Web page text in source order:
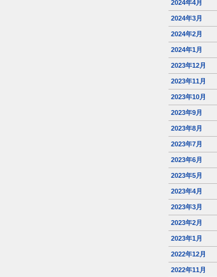
2024年4月
2024年3月
2024年2月
2024年1月
2023年12月
2023年11月
2023年10月
2023年9月
2023年8月
2023年7月
2023年6月
2023年5月
2023年4月
2023年3月
2023年2月
2023年1月
2022年12月
2022年11月